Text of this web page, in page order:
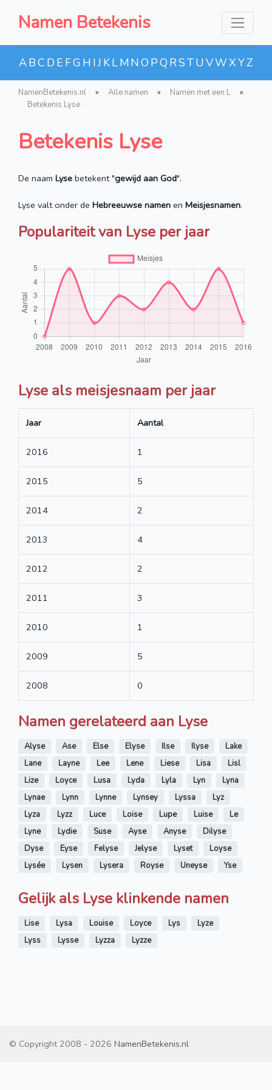
Namen Betekenis
ABC D E FG H IJ KLMNO PQ RSTUVWXYZ
NamenBetekenis.nl » Alle namen » Namen met een L
»
Betekenis Lyse
Betekenis Lyse
De naam Lyse betekent "gewijd aan God".
Lyse valt onder de Hebreeuwse namen en Meisjesnamen.
Populariteit van Lyse per jaar
Lyse als meisjesnaam per jaar
Jaar Aantal
2016 1
2015 5
2014 2
2013 4
2012 2
2011 3
2010 1
2009 5
2008 0
Namen gerelateerd aan Lyse
Alyse Ase Else Elyse Ilse Ilyse
Lake
Lane
Layne Lee Lene Liese Lisa
Lisl
Lize
Loyce Lusa Lyda Lyla Lyn
Lyna
Lynae
Lynn Lynne Lynsey Lyssa
Lyz
Lyza
Lyzz Luce Loise Lupe Luise
Le
Lyne
Lydie Suse Ayse Anyse
Dilyse
Dyse
Eyse Felyse Jelyse Lyset
Loyse
Lysée
Lysen Lysera Royse Uneyse Yse
Gelijk als Lyse klinkende namen
Lise Lysa Louise Loyce Lys
Lyze
Lyss
Lysse Lyzza Lyzze
© Copyright 2008 - 2026 NamenBetekenis.nl